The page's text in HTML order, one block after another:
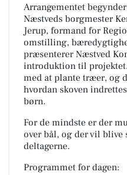
Arrangementet
Næstveds borgmester
Jerup, formand for
omstilling,
præsenterer Næstved
introduktion til
med at plante træer, og
hvordan skoven
børn.
For de mindste er der
over bål, og der vil
deltagerne.
Programmet for dagen: